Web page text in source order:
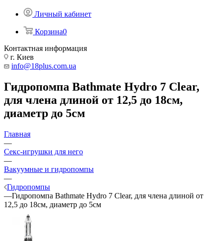
Личный кабинет
Корзина0
Контактная информация
г. Киев
info@18plus.com.ua
Гидропомпа Bathmate Hydro 7 Clear,
для члена длиной от 12,5 до 18см,
диаметр до 5см
Главная
—
Секс-игрушки для него
—
Вакуумные и гидропомпы
—
Гидропомпы
—Гидропомпа Bathmate Hydro 7 Clear, для члена длиной от
12,5 до 18см, диаметр до 5см